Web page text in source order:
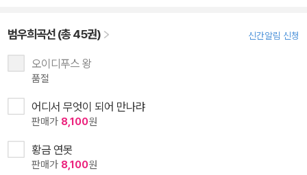
범우희곡선 (총 45권) 신간알림 신청
오이디푸스 왕
품절
어디서 무엇이 되어 만나랴
판매가 8,100원
황금 연못
판매가 8,100원